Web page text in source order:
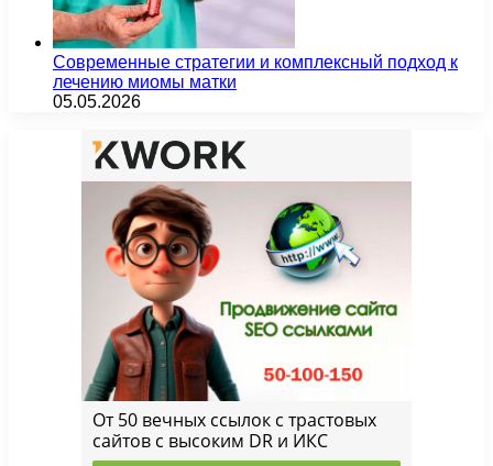
Современные стратегии и комплексный подход к
лечению миомы матки
05.05.2026